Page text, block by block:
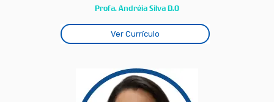
Profa. Andréia Silva D.O
Ver Currículo